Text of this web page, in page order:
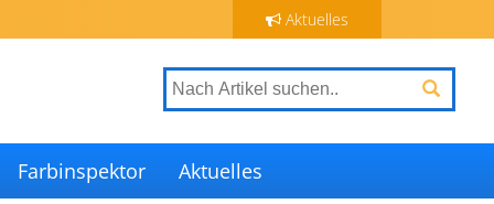
Aktuelles
Farbinspektor Aktuelles